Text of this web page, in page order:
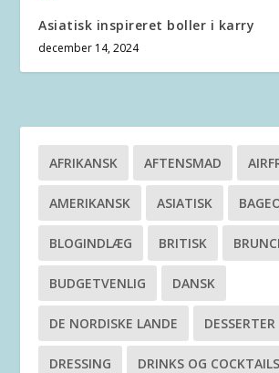
Asiatisk inspireret boller i karry
december 14, 2024
AFRIKANSK AFTENSMAD
AMERIKANSK ASIATISK
BLOGINDLÆG BRITISK
BUDGETVENLIG DANSK
DE NORDISKE LANDE DESSERTER
DRESSING DRINKS OG COCKTAILS